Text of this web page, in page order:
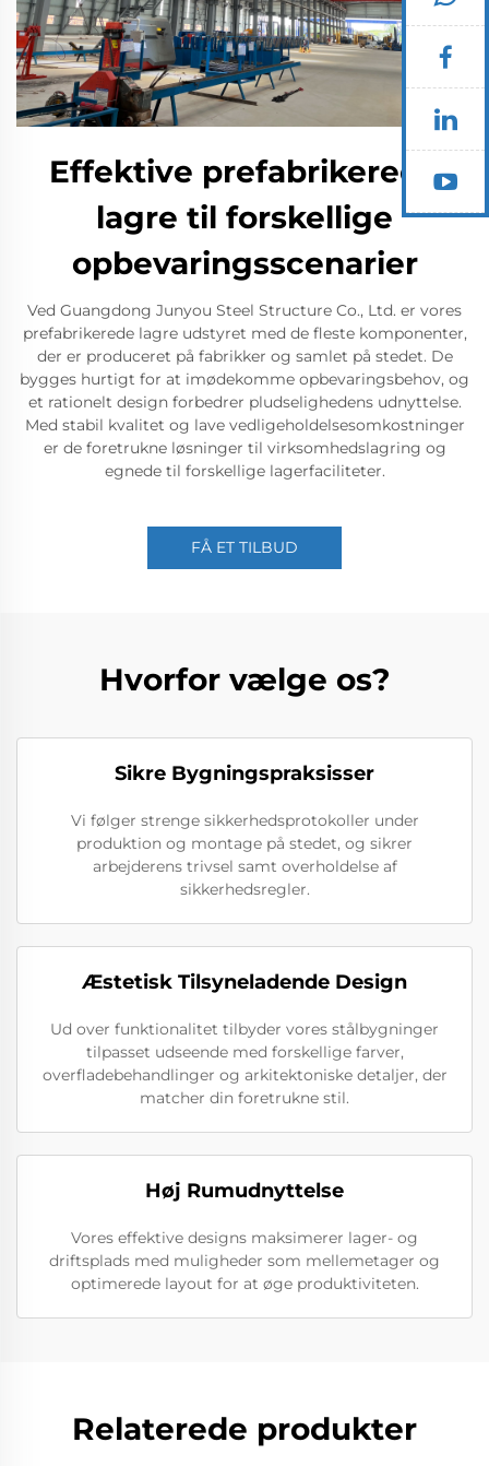
Effektive prefabrikerede
lagre til forskellige
opbevaringsscenarier
Ved Guangdong Junyou Steel Structure Co., Ltd. er vores
prefabrikerede lagre udstyret med de fleste komponenter,
der er produceret på fabrikker og samlet på stedet. De
bygges hurtigt for at imødekomme opbevaringsbehov, og
et rationelt design forbedrer pludselighedens udnyttelse.
Med stabil kvalitet og lave vedligeholdelsesomkostninger
er de foretrukne løsninger til virksomhedslagring og
egnede til forskellige lagerfaciliteter.
FÅ ET TILBUD
Hvorfor vælge os?
Sikre Bygningspraksisser
Vi følger strenge sikkerhedsprotokoller under
produktion og montage på stedet, og sikrer
arbejderens trivsel samt overholdelse af
sikkerhedsregler.
Æstetisk Tilsyneladende Design
Ud over funktionalitet tilbyder vores stålbygninger
tilpasset udseende med forskellige farver,
overfladebehandlinger og arkitektoniske detaljer, der
matcher din foretrukne stil.
Høj Rumudnyttelse
Vores effektive designs maksimerer lager- og
driftsplads med muligheder som mellemetager og
optimerede layout for at øge produktiviteten.
Relaterede produkter